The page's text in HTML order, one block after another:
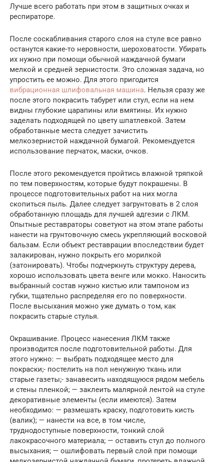
Лучше всего работать при этом в защитных очках и
респираторе.
После соскабливания старого слоя на стуле все равно
останутся какие-то неровности, шероховатости. Убирать
их нужно при помощи обычной наждачной бумаги
мелкой и средней зернистости. Это сложная задача, но
упростить ее можно. Для этого пригодится
вибрационная шлифовальная машина. Нельзя сразу же
после этого покрасить табурет или стул, если на нем
видны глубокие царапины или вмятины. Их нужно
заделать подходящей по цвету шпатлевкой. Затем
обработанные места следует зачистить
мелкозернистой наждачной бумагой. Рекомендуется
использование перчаток, маски, очков.
После этого рекомендуется пройтись влажной тряпкой
по тем поверхностям, которые будут покрашены. В
процессе подготовительных работ на них могла
скопиться пыль. Далее следует загрунтовать в 2 слоя
обработанную площадь для лучшей адгезии с ЛКМ.
Опытные реставраторы советуют на этом этапе работы
нанести на грунтовочную смесь укрепляющий восковой
бальзам. Если объект реставрации впоследствии будет
залакирован, нужно покрыть его морилкой
(затонировать). Чтобы подчеркнуть структуру дерева,
хорошо использовать цвета венге или мокко. Наносить
выбранный состав нужно кистью или тампоном из
губки, тщательно распределяя его по поверхности.
После высыхания можно уже думать о том, как
покрасить старые стулья.
Окрашивание. Процесс нанесения ЛКМ также
производится после подготовительной работы. Для
этого нужно: — выбрать подходящее место для
покраски;- постелить на пол ненужную ткань или
старые газеты;- занавесить находящуюся рядом мебель
и стены пленкой; — заклеить малярной лентой на стуле
декоративные элементы (если имеются). Затем
необходимо: — размешать краску, подготовить кисть
(валик); — нанести на все, в том числе,
труднодоступные поверхности, тонкий слой
лакокрасочного материала; — оставить стул до полного
высыхания; — ошлифовать первый слой при помощи